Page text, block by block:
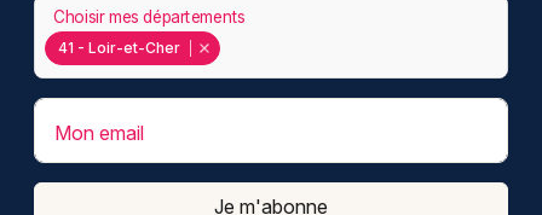
41 - Loir-et-Cher
Choisir mes départements
Mon email
Je m'abonne